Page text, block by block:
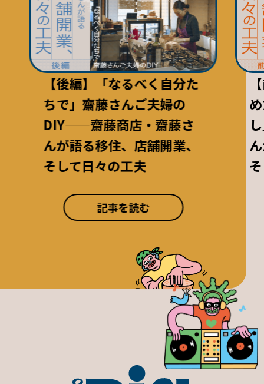
【後編】「なるべく自分た
ちで」齋藤さんご夫婦の
DIY——齋藤商店・齋藤さ
んが語る移住、店舗開業、
そして日々の工夫
記事を読む